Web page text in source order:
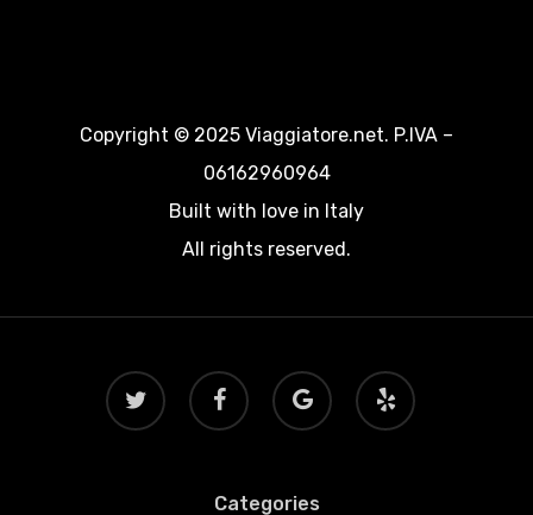
Copyright © 2025 Viaggiatore.net. P.IVA –
06162960964
Built with love in Italy
All rights reserved.
twitter facebook
google-
plus
yelp
Categories